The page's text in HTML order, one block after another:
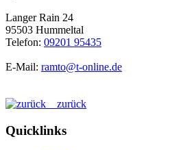
Langer Rain 24
95503 Hummeltal
Telefon: 09201 95435
E-Mail: ramto@t-online.de
zurück
Quicklinks